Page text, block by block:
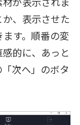
、表示させた
す。順番の変
的に、あっと
次へ」のボタ